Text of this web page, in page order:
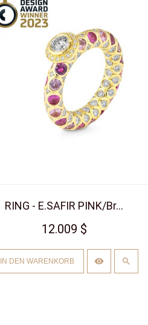
RING - E.SAFIR PINK/Br...
12.009 $
IN DEN WARENKORB